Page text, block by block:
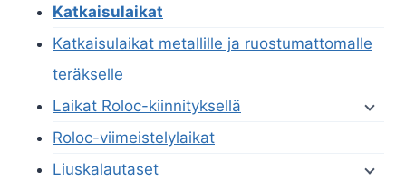
Katkaisulaikat
Katkaisulaikat metallille ja ruostumattomalle
teräkselle
Laikat Roloc-kiinnityksellä
Roloc-viimeistelylaikat
Liuskalautaset